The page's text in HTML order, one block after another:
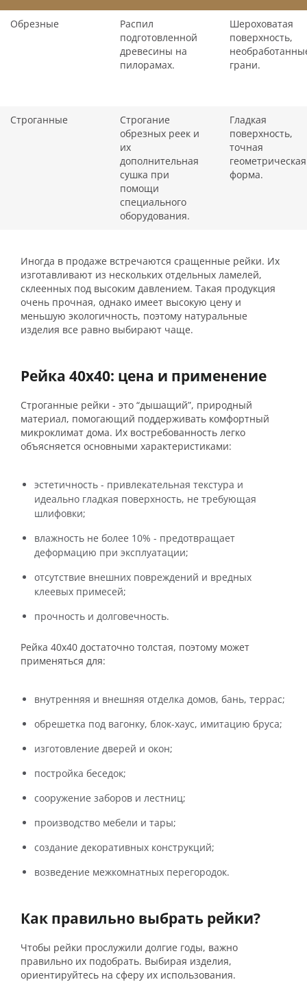
Обрезные
Распил
подготовленной
древесины на
пилорамах.
Шероховатая
поверхность,
грани.
Строганные
Строгание
обрезных реек и
их
дополнительная
сушка при
помощи
специального
оборудования.
Гладкая
поверхность,
точная
геометрическая
форма.
Иногда в продаже встречаются сращенные рейки. Их
изготавливают из нескольких отдельных ламелей,
склеенных под высоким давлением. Такая продукция
очень прочная, однако имеет высокую цену и
меньшую экологичность, поэтому натуральные
изделия все равно выбирают чаще.
Рейка 40х40: цена и применение
Строганные рейки - это “дышащий”, природный
материал, помогающий поддерживать комфортный
микроклимат дома. Их востребованность легко
объясняется основными характеристиками:
эстетичность - привлекательная текстура и
идеально гладкая поверхность, не требующая
шлифовки;
влажность не более 10% - предотвращает
деформацию при эксплуатации;
отсутствие внешних повреждений и вредных
клеевых примесей;
прочность и долговечность.
Рейка 40х40 достаточно толстая, поэтому может
применяться для:
внутренняя и внешняя отделка домов, бань, террас;
обрешетка под вагонку, блок-хаус, имитацию бруса;
изготовление дверей и окон;
постройка беседок;
сооружение заборов и лестниц;
производство мебели и тары;
создание декоративных конструкций;
возведение межкомнатных перегородок.
Как правильно выбрать рейки?
Чтобы рейки прослужили долгие годы, важно
правильно их подобрать. Выбирая изделия,
ориентируйтесь на сферу их использования.